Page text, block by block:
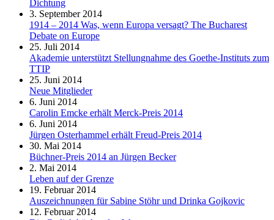
Dichtung
3. September 2014
1914 – 2014 Was, wenn Europa versagt? The Bucharest
Debate on Europe
25. Juli 2014
Akademie unterstützt Stellungnahme des Goethe-Instituts zum
TTIP
25. Juni 2014
Neue Mitglieder
6. Juni 2014
Carolin Emcke erhält Merck-Preis 2014
6. Juni 2014
Jürgen Osterhammel erhält Freud-Preis 2014
30. Mai 2014
Büchner-Preis 2014 an Jürgen Becker
2. Mai 2014
Leben auf der Grenze
19. Februar 2014
Auszeichnungen für Sabine Stöhr und Drinka Gojkovic
12. Februar 2014